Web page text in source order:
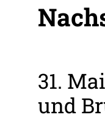
31.
und